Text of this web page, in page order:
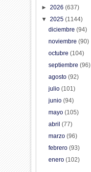
►2026(637)
▼2025(1144)
diciembre (94)
noviembre (90)
octubre (104)
septiembre (96)
agosto (92)
julio (101)
junio (94)
mayo (105)
abril (77)
marzo (96)
febrero (93)
enero (102)